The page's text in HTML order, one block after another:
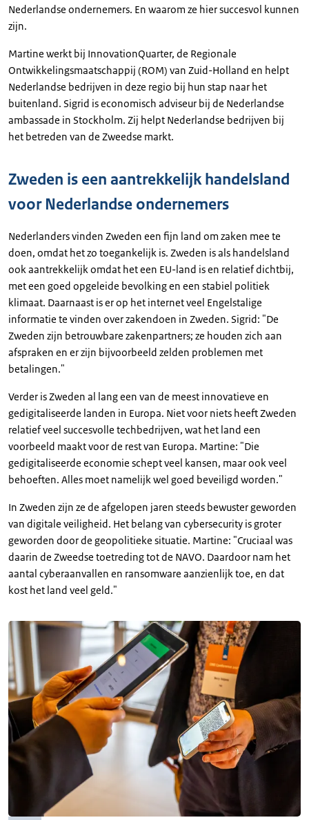
Nederlandse ondernemers. En waarom ze hier succesvol kunnen
zijn.
Martine werkt bij InnovationQuarter, de Regionale
Ontwikkelingsmaatschappij (ROM) van Zuid-Holland en helpt
Nederlandse bedrijven in deze regio bij hun stap naar het
buitenland. Sigrid is economisch adviseur bij de Nederlandse
ambassade in Stockholm. Zij helpt Nederlandse bedrijven bij
het betreden van de Zweedse markt.
Zweden is een aantrekkelijk handelsland
voor Nederlandse ondernemers
Nederlanders vinden Zweden een fijn land om zaken mee te
doen, omdat het zo toegankelijk is. Zweden is als handelsland
ook aantrekkelijk omdat het een EU-land is en relatief dichtbij,
met een goed opgeleide bevolking en een stabiel politiek
klimaat. Daarnaast is er op het internet veel Engelstalige
informatie te vinden over zakendoen in Zweden. Sigrid: "De
Zweden zijn betrouwbare zakenpartners; ze houden zich aan
afspraken en er zijn bijvoorbeeld zelden problemen met
betalingen."
Verder is Zweden al lang een van de meest innovatieve en
gedigitaliseerde landen in Europa. Niet voor niets heeft Zweden
relatief veel succesvolle techbedrijven, wat het land een
voorbeeld maakt voor de rest van Europa. Martine: "Die
gedigitaliseerde economie schept veel kansen, maar ook veel
behoeften. Alles moet namelijk wel goed beveiligd worden."
In Zweden zijn ze de afgelopen jaren steeds bewuster geworden
van digitale veiligheid. Het belang van cybersecurity is groter
geworden door de geopolitieke situatie. Martine: "Cruciaal was
daarin de Zweedse toetreding tot de NAVO. Daardoor nam het
aantal cyberaanvallen en ransomware aanzienlijk toe, en dat
kost het land veel geld."